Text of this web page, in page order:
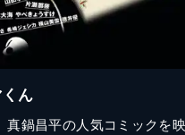
ん
真鍋昌平の人気コミックを